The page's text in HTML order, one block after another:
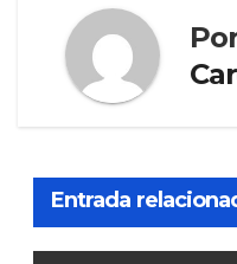
Entrada